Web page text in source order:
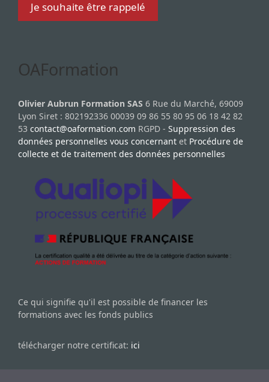
OAFormation
Olivier Aubrun Formation SAS 6 Rue du Marché, 69009
Lyon Siret : 802192336 00039 09 86 55 80 95 06 18 42 82
53 contact@oaformation.com RGPD - Suppression des
données personnelles vous concernant et Procédure de
collecte et de traitement des données personnelles
Ce qui signifie qu'il est possible de financer les
formations avec les fonds publics
télécharger notre certificat: ici